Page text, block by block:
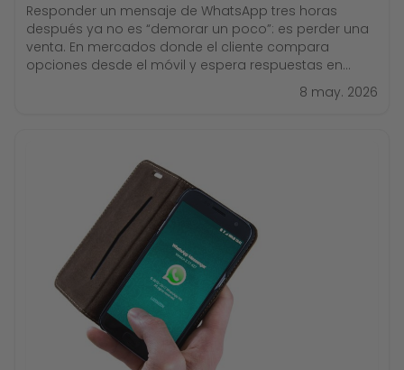
Responder un mensaje de WhatsApp tres horas
después ya no es “demorar un poco”: es perder una
venta. En mercados donde el cliente compara
opciones desde el móvil y espera respuestas en
minutos, la velocidad de reacción define quién cierra
el negocio y quién queda fuera. Aquí es donde los
8 may. 2026